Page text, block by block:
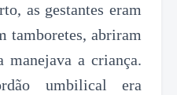
as gestantes eram
tamboretes, abriram
manejava a criança.
umbilical era